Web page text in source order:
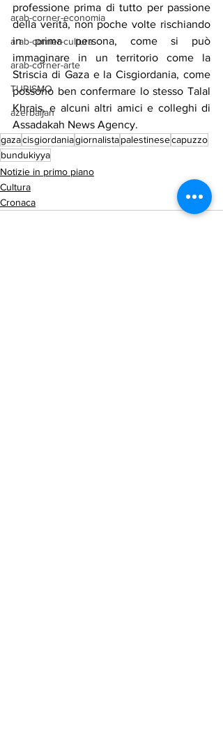
arab-corner-economia
arab-corner-cultura
arab-corner-arte
TURISMO
azerbaijan
professione prima di tutto per passione
della verità, non poche volte rischiando
in prima persona, come si può
immaginare in un territorio come la
Striscia di Gaza e la Cisgiordania, come
possono ben confermare lo stesso Talal
Khrais, e alcuni altri amici e colleghi di
Assadakah News Agency.
gazacisgiordaniagiornalistapalestinesecapuzzo
bundukiyya
Notizie in primo piano
Cultura
Cronaca